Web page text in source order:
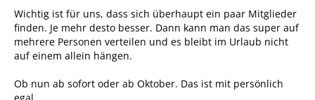
Wichtig ist für uns, dass sich überhaupt ein paar Mitglieder
finden. Je mehr desto besser. Dann kann man das super auf
mehrere Personen verteilen und es bleibt im Urlaub nicht
auf einem allein hängen.
Ob nun ab sofort oder ab Oktober. Das ist mit persönlich